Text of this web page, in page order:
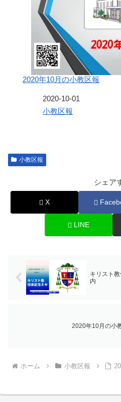
2020年10月の小教区報
2020-10-01
関連理由小教区報
小教区報
シェア
X
LINE
キリスト
内
2020年10月の小
ホーム 小教区報